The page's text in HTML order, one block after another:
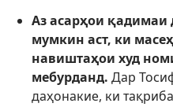
Аз асарҳои
мумкин аст, ки
навиштаҳои худ
мебурданд. Дар
даҳонакие, ки